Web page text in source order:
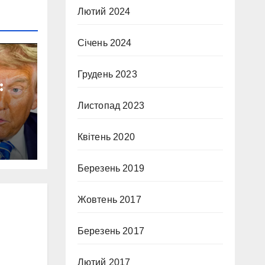
Лютий 2024
Січень 2024
Грудень 2023
Листопад 2023
Квітень 2020
Березень 2019
Жовтень 2017
Березень 2017
Лютий 2017